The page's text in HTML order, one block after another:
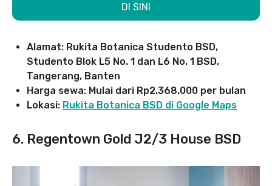
DI SINI
Alamat: Rukita Botanica Studento BSD,
Studento Blok L5 No. 1 dan L6 No. 1 BSD,
Tangerang, Banten
Harga sewa: Mulai dari Rp2.368.000 per bulan
Lokasi: Rukita Botanica BSD di Google Maps
6. Regentown Gold J2/3 House BSD